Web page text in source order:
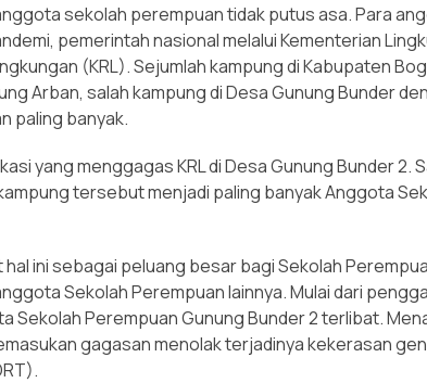
sekolah perempuan tidak putus asa. Para
pemerintah nasional melalui Kementerian
(KRL). Sejumlah kampung di Kabupaten
Arban, salah kampung di Desa Gunung Bunder
paling banyak.
yang menggagas KRL di Desa Gunung Bunder 2.
tersebut menjadi paling banyak Anggota
hal ini sebagai peluang besar bagi Sekolah
Sekolah Perempuan lainnya. Mulai dari
Sekolah Perempuan Gunung Bunder 2 terlibat.
gagasan menolak terjadinya kekerasan